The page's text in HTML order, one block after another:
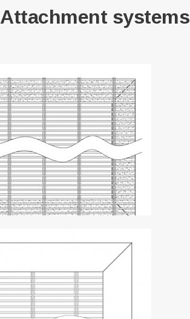
Attachment systems